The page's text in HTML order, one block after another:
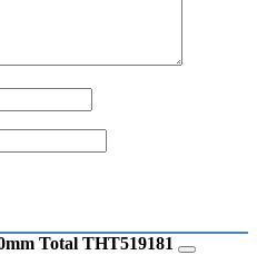
Total THT519181